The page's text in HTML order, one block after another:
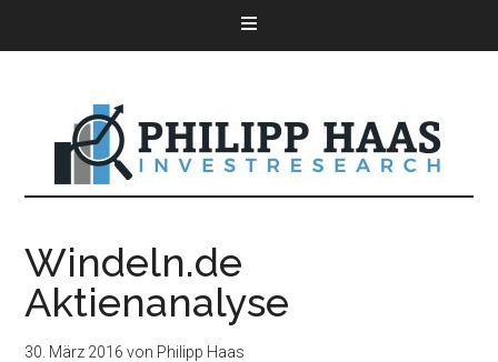
Windeln.de
Aktienanalyse
30. März 2016 von Philipp Haas